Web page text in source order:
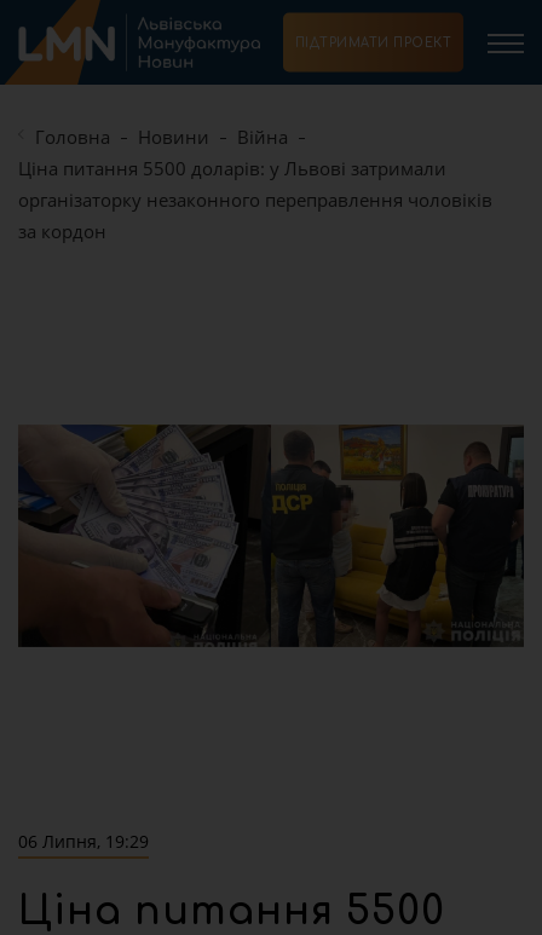
ПІДТРИМАТИ ПРОЕКТ
Головна Новини
Війна
Ціна питання 5500 доларів: у Львові затримали
організаторку незаконного переправлення чоловіків
за кордон
06 Липня, 19:29
Ціна питання 5500